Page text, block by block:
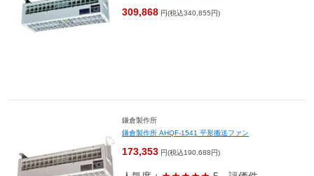
309,868 円(税込340,855円)
鎌倉製作所
鎌倉製作所 AHQF-1541 平形搬送ファン
173,353 円(税込190,688円)